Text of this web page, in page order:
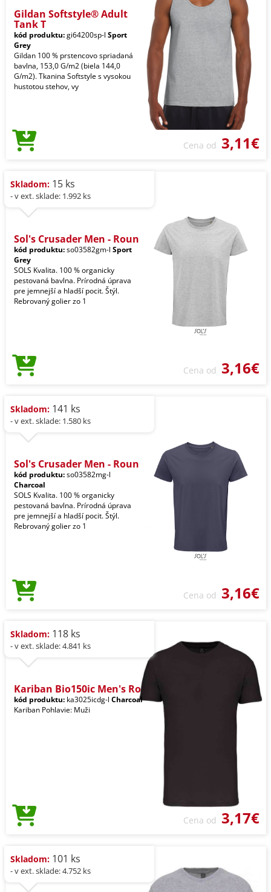
Gildan Softstyle® Adult
Tank T
kód produktu:gi64200sp-l Sport
Grey
Gildan 100 % prstencovo spriadaná
bavlna, 153,0 G/m2 (biela 144,0
G/m2). Tkanina Softstyle s vysokou
hustotou stehov, vy
Cena od 3,11€
Skladom: 15 ks
- v ext. sklade: 1.992 ks
Sol's Crusader Men - Roun
kód produktu:so03582gm-l Sport
Grey
SOLS Kvalita. 100 % organicky
pestovaná bavlna. Prírodná úprava
pre jemnejší a hladší pocit. Štýl.
Rebrovaný golier zo 1
Cena od 3,16€
Skladom: 141 ks
- v ext. sklade: 1.580 ks
Sol's Crusader Men - Roun
kód produktu:so03582mg-l
Charcoal
SOLS Kvalita. 100 % organicky
pestovaná bavlna. Prírodná úprava
pre jemnejší a hladší pocit. Štýl.
Rebrovaný golier zo 1
Cena od 3,16€
Skladom: 118 ks
- v ext. sklade: 4.841 ks
Kariban Bio150ic Men's Ro
kód produktu: ka3025icdg-l Charcoal
Kariban Pohlavie: Muži
Cena od 3,17€
Skladom: 101 ks
- v ext. sklade: 4.752 ks